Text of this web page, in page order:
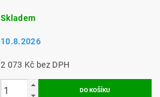
Skladem
10.8.2026
2 073 Kč bez DPH